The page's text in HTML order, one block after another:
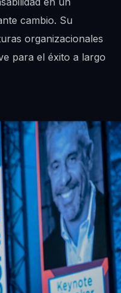
cambio. Su
organizacionales
para el éxito a largo